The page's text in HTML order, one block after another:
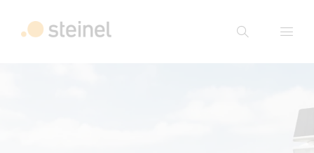
Suche